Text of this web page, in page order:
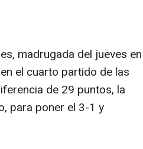
madrugada del jueves en
el cuarto partido de las
de 29 puntos, la
para poner el 3-1 y